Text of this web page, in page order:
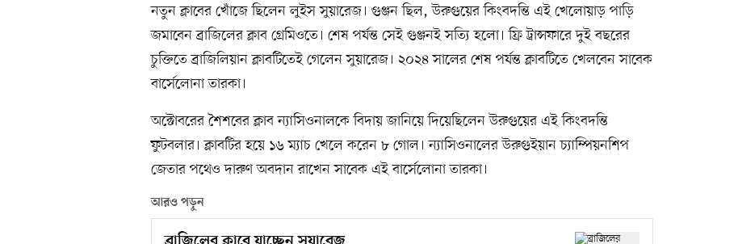
নতুন ক্লাবের খোঁজে ছিলেন লুইস সুয়ারেজ। গুঞ্জন ছিল, উরুগুয়ের কিংবদন্তি এই খেলোয়াড় পাড়ি
জমাবেন ব্রাজিলের ক্লাব গ্রেমিওতে। শেষ পর্যন্ত সেই গুঞ্জনই সত্যি হলো। ফ্রি ট্রান্সফারে দুই বছরের
চুক্তিতে ব্রাজিলিয়ান ক্লাবটিতেই গেলেন সুয়ারেজ। ২০২৪ সালের শেষ পর্যন্ত ক্লাবটিতে খেলবেন সাবেক
বার্সেলোনা তারকা।
অক্টোবরের শৈশবের ক্লাব ন্যাসিওনালকে বিদায় জানিয়ে দিয়েছিলেন উরুগুয়ের এই কিংবদন্তি
ফুটবলার। ক্লাবটির হয়ে ১৬ ম্যাচ খেলে করেন ৮ গোল। ন্যাসিওনালের উরুগুইয়ান চ্যাম্পিয়নশিপ
জেতার পথেও দারুণ অবদান রাখেন সাবেক এই বার্সেলোনা তারকা।
আরও পড়ুন